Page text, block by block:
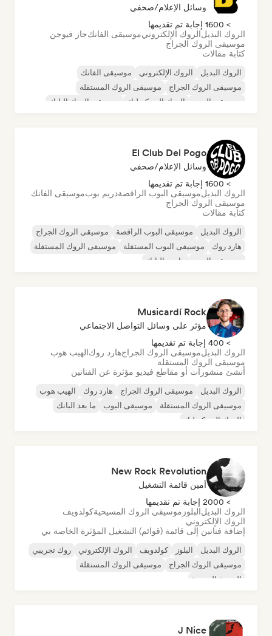
وسائل الإعلام/صحفي
> 1600 إجابة تم تقديمها
الروك البديلالروك الإلكترونيموسيقى الفانكجاز فيوجن
موسيقى الروك الجراج
كتابة مقالات
الروك البديل الروك الإلكتروني
موسيقى الفانك
موسيقى الروك الجراج
موسيقى الروك المستقلة
موسيقى البوب
الروك السيكديليك موسيقى الروك البانك
El Club Del Pogo
وسائل الإعلام/صحفي
> 1600 إجابة تم تقديمها
الروك البديلموسيقى البوب الراقصةدريم بوبموسيقى الفانك
موسيقى الروك الجراج
كتابة مقالات
الروك البديل موسيقى البوب الراقصة
موسيقى الروك الجراج
هارد روك
موسيقى البوب المستقلة
موسيقى الروك المستقلة
موسيقى البوب
ما بعد البانك
Musicardí Rock
مؤثر على وسائل التواصل الاجتماعي
> 400 إجابة تم تقديمها
الروك البديلموسيقى الروك الجراجهارد روكالهيب هوب
موسيقى الروك المستقلة
أنشئ منشورات أو مقاطع فيديو مؤثرة عن الفنانين
الروك البديل موسيقى الروك الجراج هارد روك
الهيب هوب
موسيقى الروك المستقلة
موسيقى البوب
ما بعد البانك
الروك السيكديليك
New Rock Revolution
أمين قائمة التشغيل
> 2000 إجابة تم تقديمها
الروك البديلالبلوز موسيقى الروك المسيحيةكولدويف
الروك الإلكتروني
إضافة فنانين إلى قائمة (قوائم) التشغيل المؤثرة الخاصة بي
الروك البديل البلوز كولدويف الروك الإلكتروني
روك تجريبي
موسيقى الروك الجراج
موسيقى الروك المستقلة
الموجة الجديدة
J Nice